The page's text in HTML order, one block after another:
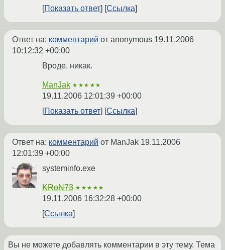
Показать ответ
Ссылка
Ответ на: комментарий от anonymous 19.11.2006
10:12:32 +00:00
Вроде, никак.
ManJak ★★★★★
19.11.2006 12:01:39 +00:00
Показать ответ
Ссылка
Ответ на: комментарий от ManJak 19.11.2006
12:01:39 +00:00
systeminfo.exe
KRoN73 ★★★★★
19.11.2006 16:32:28 +00:00
Ссылка
Вы не можете добавлять комментарии в эту тему. Тема